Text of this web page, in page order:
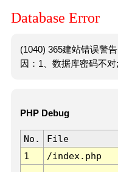
Database Error
(1040) 365建站错误警
因：1、数据库密码不对
PHP Debug
No. File
1
/index.php